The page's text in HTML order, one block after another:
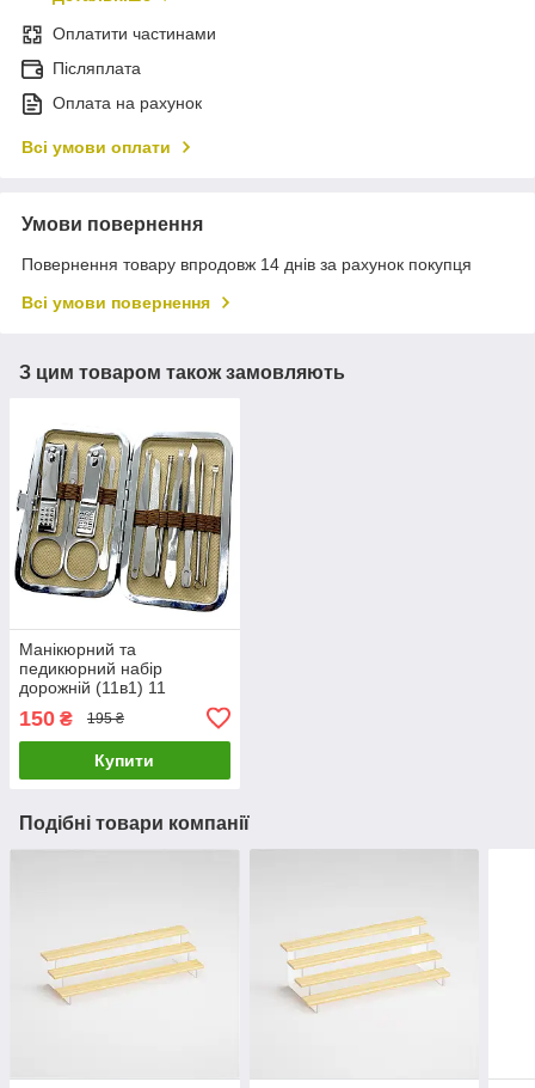
Оплатити частинами
Післяплата
Оплата на рахунок
Всі умови оплати
Умови повернення
Повернення товару впродовж 14 днів за рахунок покупця
Всі умови повернення
З цим товаром також замовляють
Манікюрний та
педикюрний набір
дорожній (11в1) 11
Чорний (код: M-11)
150 ₴ 195 ₴
Купити
Подібні товари компанії